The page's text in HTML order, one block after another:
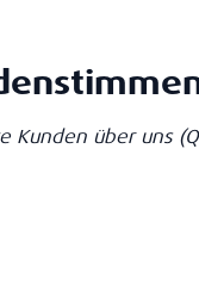
Kunden über uns